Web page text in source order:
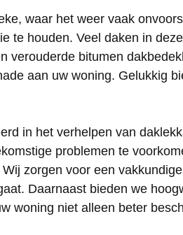
waar het weer vaak
te houden. Veel daken in
verouderde bitumen
aan uw woning. Gelukkig
in het verhelpen van
problemen te
zorgen voor een
Daarnaast bieden we
woning niet alleen beter